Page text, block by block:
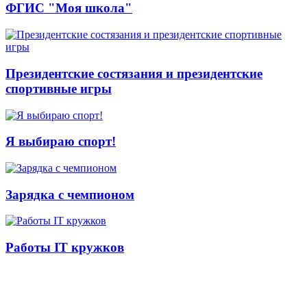
ФГИС "Моя школа"
Президентские состязания и президентские
спортивные игры
Я выбираю спорт!
Зарядка с чемпионом
Работы IT кружков